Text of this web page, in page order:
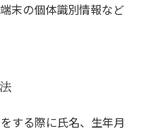
末の個体識別情報など
する際に氏名、生年月